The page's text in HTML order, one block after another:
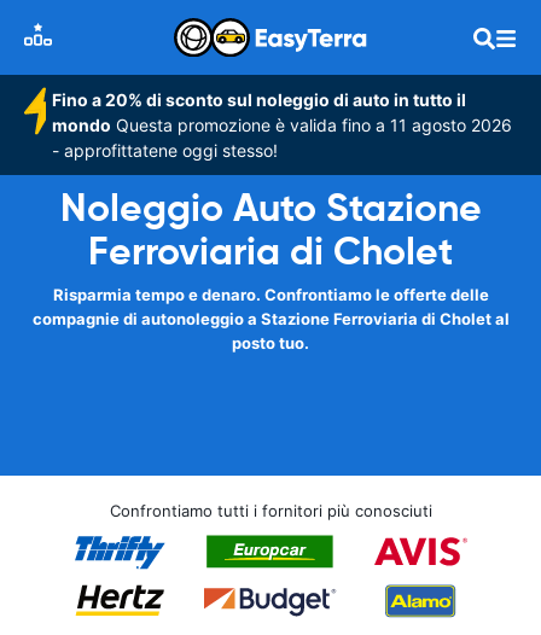
Fino a 20% di sconto sul noleggio di auto in tutto il
mondo Questa promozione è valida fino a 11 agosto 2026
- approfittatene oggi stesso!
Noleggio Auto Stazione
Ferroviaria di Cholet
Risparmia tempo e denaro. Confrontiamo le offerte delle
compagnie di autonoleggio a Stazione Ferroviaria di Cholet al
posto tuo.
Confrontiamo tutti i fornitori più conosciuti